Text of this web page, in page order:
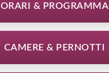
ORARI & PROGRAMMA
CAMERE & PERNOTTI